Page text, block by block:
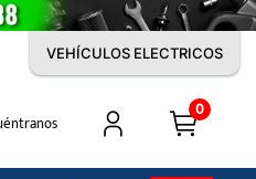
VEHÍCULOS ELECTRICOS
0